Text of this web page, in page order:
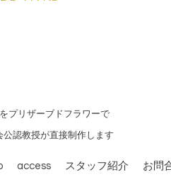
プリザーブドフラワーで
公認教授が直接制作します
access スタッフ紹介 お問